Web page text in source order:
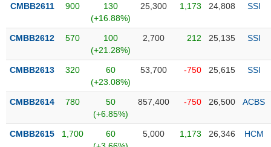
ký
Danh
phiếu
tiết
CMBB2611 900
130
(+16.88%)
25,300 1,173 24,808 SSI
CMBB2612 570
100
(+21.28%)
2,700 212 25,135 SSI
CMBB2613 320
60
(+23.08%)
53,700 -750 25,615 SSI
CMBB2614 780
50
(+6.85%)
857,400 -750 26,500 ACBS
CMBB2615 1,700
60
5,000 1,173 26,346 HCM
XUẤT
LIỆU
MỚI
(-)